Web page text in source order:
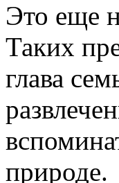
Это еще
Таких
глава
природе.